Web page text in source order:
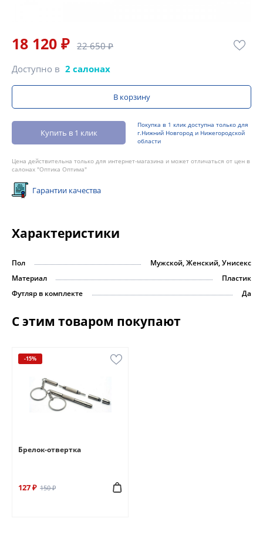
18 120 ₽ 22 650 ₽
Доступно в 2 салонах
В корзину
Купить в 1 клик
Покупка в 1 клик доступна только для
г.Нижний Новгород и Нижегородской
области
Цена действительна только для интернет-магазина и может отличаться от цен в
салонах "Оптика Оптима"
Гарантии качества
Характеристики
Пол
Мужской, Женский, Унисекс
Материал
Пластик
Футляр в комплекте
Да
С этим товаром покупают
-15%
Брелок-отвертка
127 ₽ 150 ₽